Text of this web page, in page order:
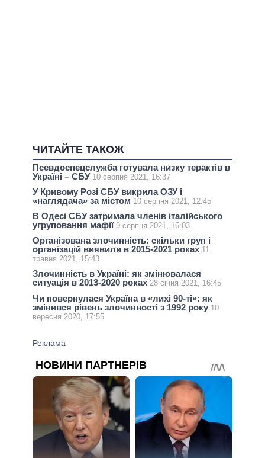
ЧИТАЙТЕ ТАКОЖ
Псевдоспецслужба готувала низку терактів в
Україні – СБУ 10 серпня 2021, 16:37
У Кривому Розі СБУ викрила ОЗУ і
«наглядача» за містом 10 серпня 2021, 12:45
В Одесі СБУ затримала членів італійського
угруповання мафії 9 серпня 2021, 16:03
Організована злочинність: скільки груп і
організацій виявили в 2015-2021 роках 11
травня 2021, 15:43
Злочинність в Україні: як змінювалася
ситуація в 2013-2020 роках 28 січня 2021, 16:45
Чи повернулася Україна в «лихі 90-ті»: як
змінився рівень злочинності з 1992 року 10
вересня 2020, 17:55